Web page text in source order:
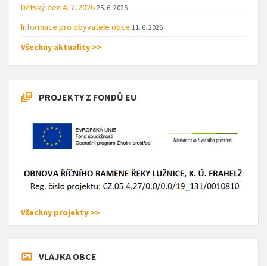
Dětský den 4. 7. 2026 25. 6. 2026
Informace pro obyvatele obce 11. 6. 2026
Všechny aktuality >>
PROJEKTY Z FONDŮ EU
Všechny projekty >>
VLAJKA OBCE